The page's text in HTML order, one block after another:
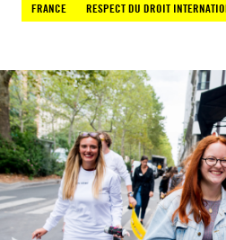
FRANCE
RESPECT DU DROIT